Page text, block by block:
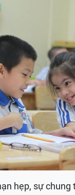
hẹp, sự